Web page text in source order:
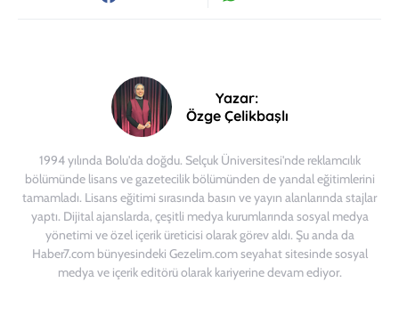
Yazar:
Özge Çelikbaşlı
1994 yılında Bolu'da doğdu. Selçuk Üniversitesi'nde reklamcılık
bölümünde lisans ve gazetecilik bölümünden de yandal eğitimlerini
tamamladı. Lisans eğitimi sırasında basın ve yayın alanlarında stajlar
yaptı. Dijital ajanslarda, çeşitli medya kurumlarında sosyal medya
yönetimi ve özel içerik üreticisi olarak görev aldı. Şu anda da
Haber7.com bünyesindeki Gezelim.com seyahat sitesinde sosyal
medya ve içerik editörü olarak kariyerine devam ediyor.